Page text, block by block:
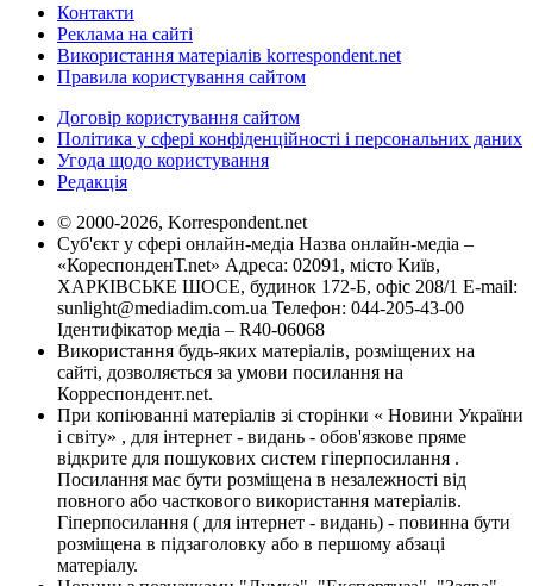
Контакти
Реклама на сайті
Використання матеріалів korrespondent.net
Правила користування сайтом
Договір користування сайтом
Політика у сфері конфіденційності і персональних даних
Угода щодо користування
Редакція
© 2000-2026, Korrespondent.net
Суб'єкт у сфері онлайн-медіа Назва онлайн-медіа –
«КореспонденТ.net» Адреса: 02091, місто Київ,
ХАРКІВСЬКЕ ШОСЕ, будинок 172-Б, офіс 208/1 E-mail:
sunlight@mediadim.com.ua Телефон: 044-205-43-00
Ідентифікатор медіа – R40-06068
Використання будь-яких матеріалів, розміщених на
сайті, дозволяється за умови посилання на
Корреспондент.net.
При копіюванні матеріалів зі сторінки « Новини України
і світу» , для інтернет - видань - обов'язкове пряме
відкрите для пошукових систем гіперпосилання .
Посилання має бути розміщена в незалежності від
повного або часткового використання матеріалів.
Гіперпосилання ( для інтернет - видань) - повинна бути
розміщена в підзаголовку або в першому абзаці
матеріалу.